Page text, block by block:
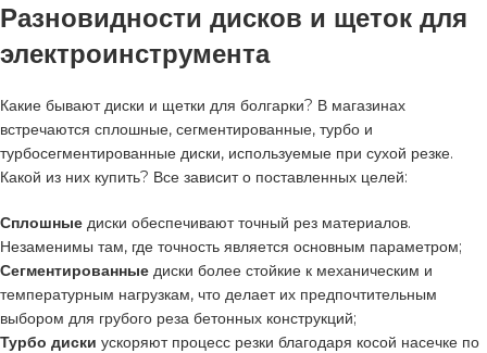
Разновидности дисков и щеток для
электроинструмента
Какие бывают диски и щетки для болгарки? В магазинах
встречаются сплошные, сегментированные, турбо и
турбосегментированные диски, используемые при сухой резке.
Какой из них купить? Все зависит о поставленных целей:
Сплошные диски обеспечивают точный рез материалов.
Незаменимы там, где точность является основным параметром;
Сегментированные диски более стойкие к механическим и
температурным нагрузкам, что делает их предпочтительным
выбором для грубого реза бетонных конструкций;
Турбо диски ускоряют процесс резки благодаря косой насечке по